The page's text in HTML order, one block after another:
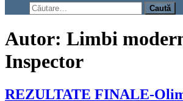
form
Caută
după:
Autor: Limbi
Inspector
REZULTATE FINALE-